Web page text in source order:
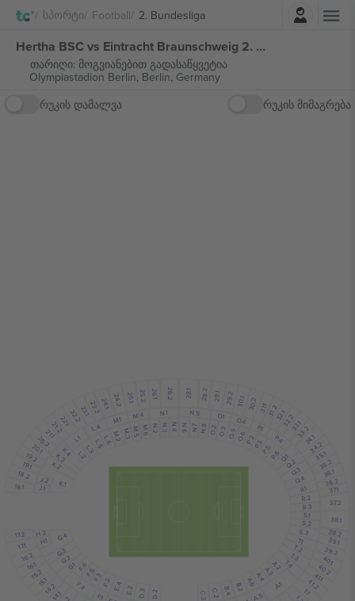
Სპორტი Football 2. Bundesligaშესვლა
Hertha BSC vs Eintracht Braunschweig 2. Bundesliga ბილეთი
თარიღი: მოგვიანებით გადასაწყვეტია
Olympiastadion Berlin, Berlin, Germany
რუკის დამალვა
რუკის მიმაგრება
N.2 N.3 N.4 N.6 N.7 N.8
N.1 N.5
C.2
C.3
D.2
D.3 B.2
B.4
E.2
E.4
M.5 M.6
M.2 M.3
M.4
M.1
O.2 O.3 O.5 O.6
O.1 O.4
25.1 25.2 26.1 26.2 28.1 28.2 29.1 29.2 30.1 30.2
24.1 24.2
Q.1Q.2
Q.3
Q.4
R.1
R.2
R.3
S.1
S.2
S.3
T.1
T.2
T.3
T.4
A.4
A.6
A.2
A.3
A.5
A.1
P.2P.3P.5P.6
P.1
P.4
J.1
J.2
K.4
K.1
K.2
K.3
G.1
G.2
G.3
G.4
H.1
H.2
F.1
F.2
F.3
F.4
F.5
F.6
L.5L.6
L.4
L.2L.3
L.1
1.1
33.133.234.134.2
35.1
35.2
36.1
36.2
37.1
37.2
38.1
38.2
39.1
39.2
40.1
40.2
41.1
41.2
31.131.232.132.2
14.1
14.2
15.1
15.2
16.1
16.2
17.1
17.2
18.1
18.2
19.1
19.2
20.1
20.221.121.2
22.2
22.1
23.123.2